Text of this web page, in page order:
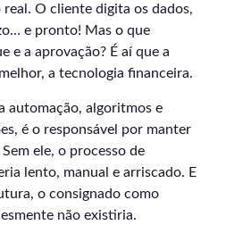
O cliente digita os dados,
e pronto! Mas o que
e a aprovação? É aí que a
a tecnologia financeira.
automação, algoritmos e
é o responsável por manter
ele, o processo de
lento, manual e arriscado. E
o consignado como
não existiria.